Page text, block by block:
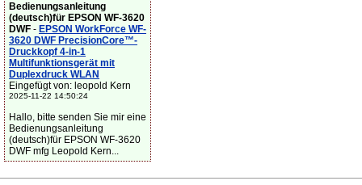
Bedienungsanleitung
(deutsch)für EPSON WF-3620
DWF - EPSON WorkForce WF-
3620 DWF PrecisionCore™-
Druckkopf 4-in-1
Multifunktionsgerät mit
Duplexdruck WLAN
Eingefügt von: leopold Kern
2025-11-22 14:50:24
Hallo, bitte senden Sie mir eine
Bedienungsanleitung
(deutsch)für EPSON WF-3620
DWF mfg Leopold Kern...